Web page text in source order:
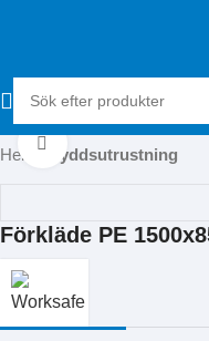
Hem Skyddsutrustning
Förkläde PE